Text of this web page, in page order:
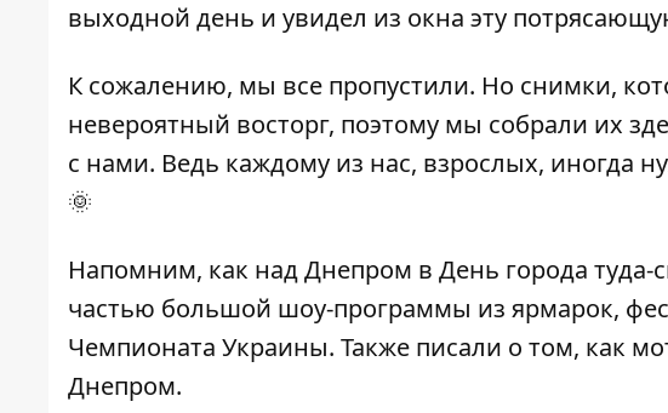
выходной день и увидел из окна эту
К сожалению, мы все пропустили. Но снимки,
невероятный восторг, поэтому мы собрали их
с нами. Ведь каждому из нас, взрослых, иногда
🌞
Напомним, как над Днепром в День города
частью большой шоу-программы из ярмарок,
Чемпионата Украины. Также писали о том, как
Днепром.